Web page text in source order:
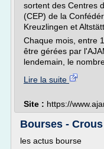
sortent des Centres
(CEP) de la
Kreuzlingen et
Chaque mois, entre
être gérées par
lendemain, le
Lire la suite
Site : https://
Bourses -
les actus bourse